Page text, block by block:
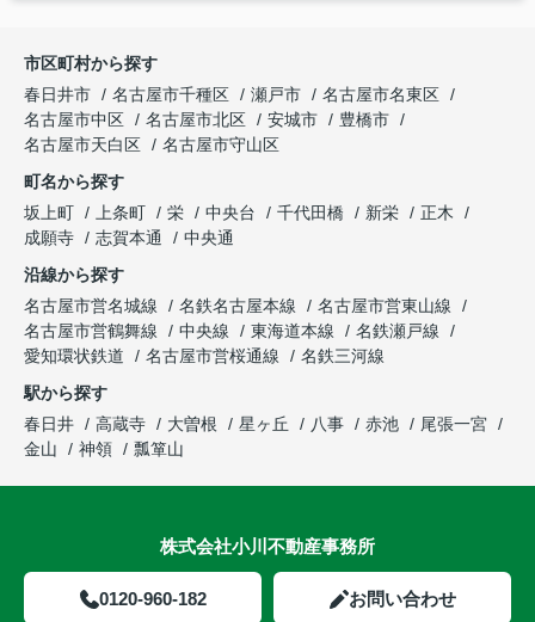
市区町村から探す
春日井市
名古屋市千種区 瀬戸市
名古屋市名東区
名古屋市中区
名古屋市北区 安城市
豊橋市
名古屋市天白区
名古屋市守山区
町名から探す
坂上町
上条町 栄 中央台 千代田橋 新栄
正木
成願寺
志賀本通
中央通
沿線から探す
名古屋市営名城線
名鉄名古屋本線
名古屋市営東山線
名古屋市営鶴舞線
中央線 東海道本線
名鉄瀬戸線
愛知環状鉄道
名古屋市営桜通線
名鉄三河線
駅から探す
春日井
高蔵寺 大曽根 星ヶ丘 八事 赤池
尾張一宮
金山
神領 瓢箪山
株式会社小川不動産事務所
0120-960-182 お問い合わせ